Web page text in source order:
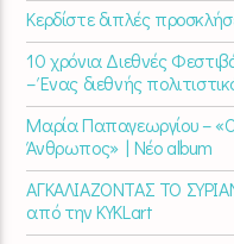
Κερδίστε διπλές
10 χρόνια Διεθνές
– Ένας διεθνής
Μαρία Παπαγεωργίου – «Ο
Άνθρωπος» | Νέο album
ΑΓΚΑΛΙΑΖΟΝΤΑΣ ΤΟ
από την KYKLart